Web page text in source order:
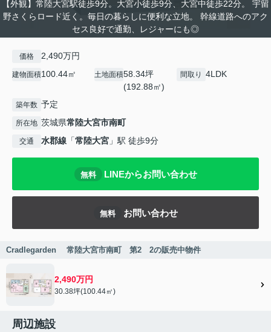
【外観】常陸大宮駅徒歩9分。大宮小徒歩9分、大宮中徒歩22分。 宇留
野さくらロード近く。毎日の暮らしに便利な立地。 幹線道路へのアク
セス良好で通勤、レジャーにも◎
価格 2,490万円
建物面積100.44㎡ 土地面積58.34坪
(192.88㎡)
間取り 4LDK
築年数 予定
所在地 茨城県常陸大宮市南町
交通 水郡線 「常陸大宮 」駅 徒歩9分
無料 LINEからお問い合わせ
無料 お問い合わせ
Cradlegarden 常陸大宮市南町 第2 2の販売中物件
2,490万円
30.38坪(100.44㎡)
周辺施設